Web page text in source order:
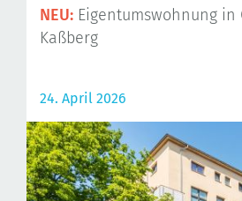
NEU: Eigentumswohnung in
Kaßberg
24. April 2026